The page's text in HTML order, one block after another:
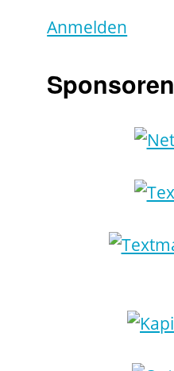
Anmelden
Sponsoren